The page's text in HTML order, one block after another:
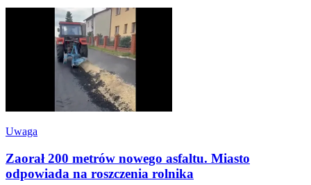
Uwaga
Zaorał 200 metrów nowego asfaltu. Miasto
odpowiada na roszczenia rolnika